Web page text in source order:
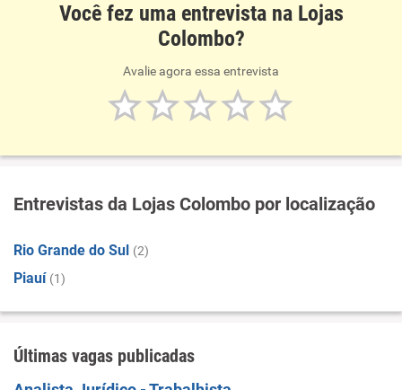
Você fez uma entrevista na Lojas
Colombo?
Avalie agora essa entrevista
Entrevistas da Lojas Colombo por localização
Rio Grande do Sul (2)
Piauí (1)
Últimas vagas publicadas